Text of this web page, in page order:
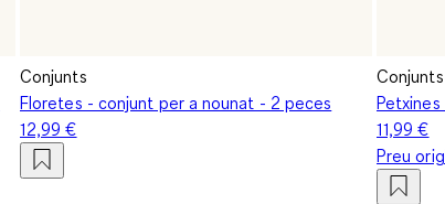
Conjunts
Floretes - conjunt per a nounat - 2 peces
12,99 €
Conjunts
11,99 €
Preu